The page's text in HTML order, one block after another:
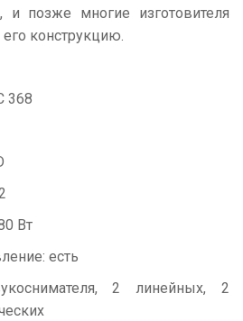
и позже многие изготовителя
конструкцию.
368
Вт
есть
2 линейных, 2